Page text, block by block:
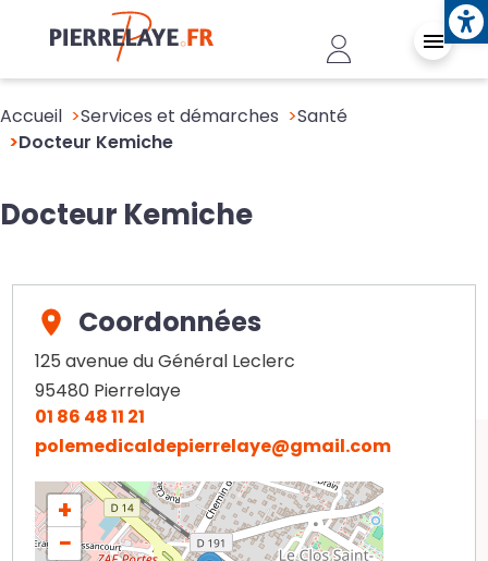
Aller au contenu principal
Header -
Accueil Services et démarches
Santé
Docteur Kemiche
Docteur Kemiche
Coordonnées
125 avenue du Général Leclerc
95480 Pierrelaye
01 86 48 11 21
polemedicaldepierrelaye@gmail.com
+
−